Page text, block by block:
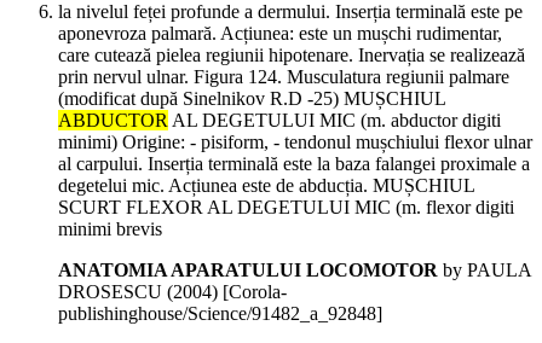
la nivelul feței profunde a dermului. Inserția terminală este pe
aponevroza palmară. Acțiunea: este un mușchi rudimentar,
care cutează pielea regiunii hipotenare. Inervația se realizează
prin nervul ulnar. Figura 124. Musculatura regiunii palmare
(modificat după Sinelnikov R.D -25) MUȘCHIUL
ABDUCTORAL DEGETULUI MIC (m. abductor digiti
minimi) Origine: - pisiform, - tendonul mușchiului flexor ulnar
al carpului. Inserția terminală este la baza falangei proximale a
degetelui mic. Acțiunea este de abducția. MUȘCHIUL
SCURT FLEXOR AL DEGETULUI MIC (m. flexor digiti
minimi brevis
ANATOMIA APARATULUI LOCOMOTOR by PAULA
DROSESCU (2004) [Corola-
publishinghouse/Science/91482_a_92848]